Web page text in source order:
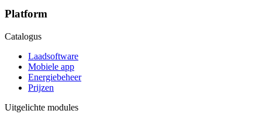
Platform
Catalogus
Laadsoftware
Mobiele app
Energiebeheer
Prijzen
Uitgelichte modules